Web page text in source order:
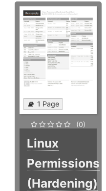
1 Page
(0)
Linux
Permissions
(Hardening)